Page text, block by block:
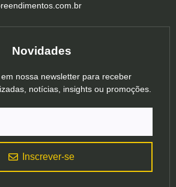
Novidades
nossa newsletter para receber
notícias, insights ou promoções.
Inscrever-se